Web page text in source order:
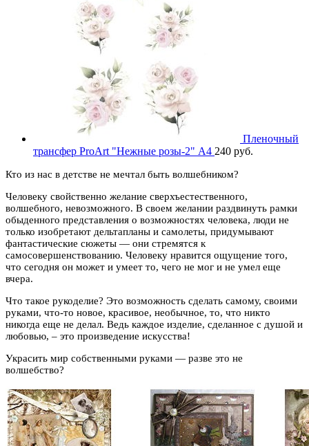
Пленочный
трансфер ProArt "Нежные розы-2" А4 240 руб.
Кто из нас в детстве не мечтал быть волшебником?
Человеку свойственно желание сверхъестественного,
волшебного, невозможного. В своем желании раздвинуть рамки
обыденного представления о возможностях человека, люди не
только изобретают дельтапланы и самолеты, придумывают
фантастические сюжеты — они стремятся к
самосовершенствованию. Человеку нравится ощущение того,
что сегодня он может и умеет то, чего не мог и не умел еще
вчера.
Что такое рукоделие? Это возможность сделать самому, своими
руками, что-то новое, красивое, необычное, то, что никто
никогда еще не делал. Ведь каждое изделие, сделанное с душой и
любовью, – это произведение искусства!
Украсить мир собственными руками — разве это не
волшебство?